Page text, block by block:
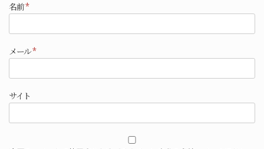
名前*
メール*
サイト